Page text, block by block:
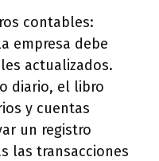
contables:
empresa debe
actualizados.
diario, el libro
y cuentas
un registro
las transacciones